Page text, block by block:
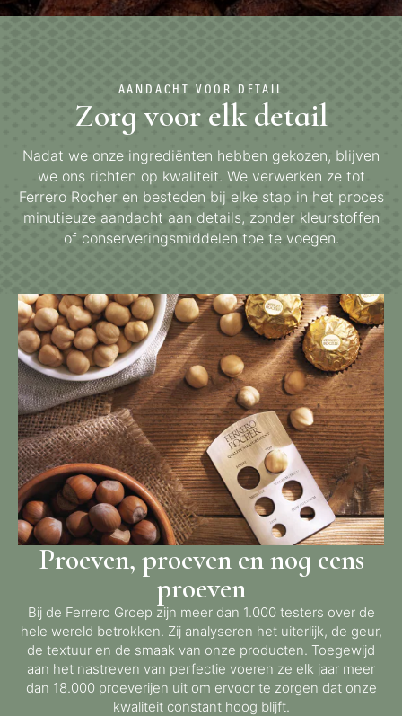
AANDACHT VOOR DETAIL
Zorg voor elk detail
Nadat we onze ingrediënten hebben gekozen, blijven
we ons richten op kwaliteit. We verwerken ze tot
Ferrero Rocher en besteden bij elke stap in het proces
minutieuze aandacht aan details, zonder kleurstoffen
of conserveringsmiddelen toe te voegen.
Proeven, proeven en nog eens
proeven
Bij de Ferrero Groep zijn meer dan 1.000 testers over de
hele wereld betrokken. Zij analyseren het uiterlijk, de geur,
de textuur en de smaak van onze producten. Toegewijd
aan het nastreven van perfectie voeren ze elk jaar meer
dan 18.000 proeverijen uit om ervoor te zorgen dat onze
kwaliteit constant hoog blijft.